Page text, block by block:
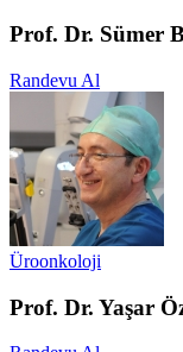
Prof. Dr. Sümer
Randevu Al
Üroonkoloji
Prof. Dr. Yaşar